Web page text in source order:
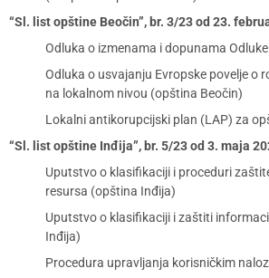
“Sl. list opštine Beočin”, br. 3/23 od 23.
Odluka o izmenama i dopunama
Odluka o usvajanju Evropske povelje o
na lokalnom nivou (opština Beočin)
Lokalni antikorupcijski plan (LAP) za
“Sl. list opštine Inđija”, br. 5/23 od 3. maja
Uputstvo o klasifikaciji i proceduri
resursa (opština Inđija)
Uputstvo o klasifikaciji i zaštiti
Inđija)
Procedura upravljanja korisničkim